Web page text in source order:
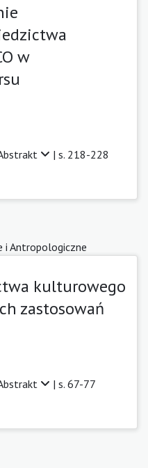
w
| s. 218-228
i Antropologiczne
kulturowego
zastosowań
| s. 67-77